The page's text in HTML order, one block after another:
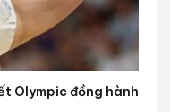
Olympic đồng hành